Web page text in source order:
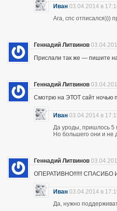
Иван 03.04.2014 в
Ага, спс отписался)))
Геннадий Литвинов
Прислали так же — пишите
Геннадий Литвинов
Смотрю на ЭТОТ сайт ночью
Иван 03.04.2014 в
Да уроды, пришлось 5
Но большего они и не
Геннадий Литвинов
ОПЕРАТИВНО!!!!!! СПАСИБО
Иван 03.04.2014 в
Да, нужно